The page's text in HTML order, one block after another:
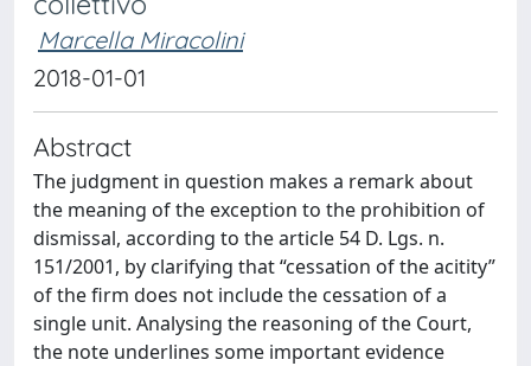
Marcella Miracolini
2018-01-01
Abstract
The judgment in question makes a remark about
the meaning of the exception to the prohibition of
dismissal, according to the article 54 D. Lgs. n.
151/2001, by clarifying that “cessation of the acitity”
of the firm does not include the cessation of a
single unit. Analysing the reasoning of the Court,
the note underlines some important evidence